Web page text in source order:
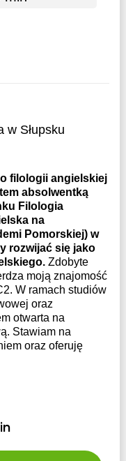
w Słupsku
filologii angielskiej
absolwentką
Filologia
na
Pomorskiej) w
rozwijać się jako
Zdobyte
moją znajomość
W ramach studiów
oraz
otwarta na
Stawiam na
oraz oferuję